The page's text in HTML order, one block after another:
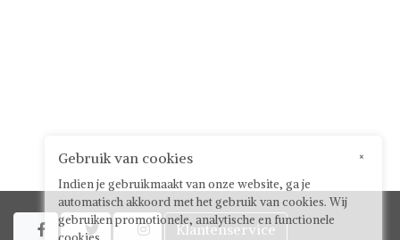
   Klantenservice
×
Gebruik van cookies
Indien je gebruikmaakt van onze website, ga je
automatisch akkoord met het gebruik van cookies. Wij
gebruiken promotionele, analytische en functionele